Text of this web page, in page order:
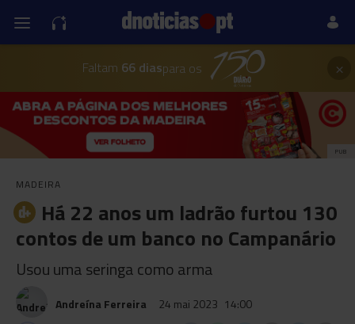
Faltam 66 diaspara os ×
PUB
MADEIRA
Há 22 anos um ladrão furtou 130
contos de um banco no Campanário
Usou uma seringa como arma
Andreína Ferreira 24 mai 2023 14:00